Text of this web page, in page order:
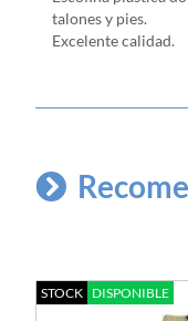
talones y pies.
Excelente calidad.
STOCK DISPONIBLE